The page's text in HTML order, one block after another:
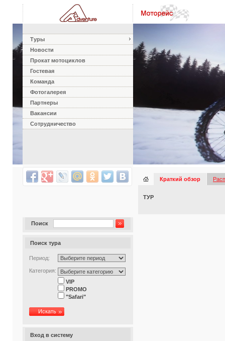
Туры
Новости
Прокат мотоциклов
Гостевая
Команда
Фотогалерея
Партнеры
Вакансии
Сотрудничество
Поиск
Поиск тура
Период:
Категория:
VIP
PROMO
"Safari"
Искать
Вход в систему
Краткий обзор
ТУР